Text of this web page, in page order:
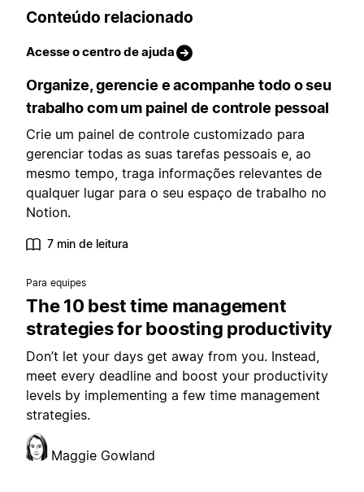
Conteúdo relacionado
Acesse o centro de ajuda
Organize, gerencie e acompanhe todo o seu
trabalho com um painel de controle pessoal
Crie um painel de controle customizado para
gerenciar todas as suas tarefas pessoais e, ao
mesmo tempo, traga informações relevantes de
qualquer lugar para o seu espaço de trabalho no
Notion.
7 min de leitura
Para equipes
The 10 best time management
strategies for boosting productivity
Don’t let your days get away from you. Instead,
meet every deadline and boost your productivity
levels by implementing a few time management
strategies.
Maggie Gowland